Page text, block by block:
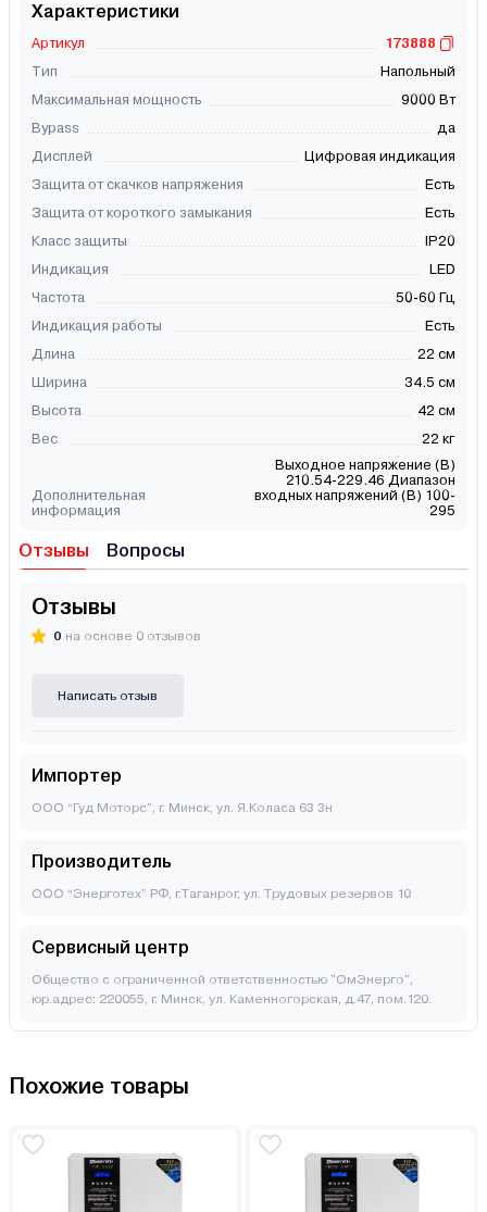
Характеристики
Артикул
173888
Тип
Напольный
Максимальная мощность
9000 Вт
Bypass
да
Дисплей
Цифровая индикация
Защита от скачков напряжения
Есть
Защита от короткого замыкания
Есть
Класс защиты
IP20
Индикация
LED
Частота
50-60 Гц
Индикация работы
Есть
Длина
22 см
Ширина
34.5 см
Высота
42 см
Вес
22 кг
Дополнительная
информация
Выходное напряжение (В)
210.54-229.46 Диапазон
входных напряжений (В) 100-
295
Отзывы Вопросы
Отзывы
0 на основе 0 отзывов
Написать отзыв
Импортер
ООО “Гуд Моторс”, г. Минск, ул. Я.Коласа 63 3н
Производитель
OОО “Энерготех” РФ, г.Таганрог, ул. Трудовых резервов 10
Сервисный центр
Общество с ограниченной ответственностью "ОмЭнерго",
юр.адрес: 220055, г. Минск, ул. Каменногорская, д.47, пом.120.
Похожие товары